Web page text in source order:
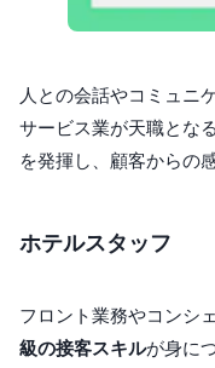
人との会話やコミュニ
サービス業が天職とな
を発揮し、顧客からの
ホテルスタッフ
フロント業務やコンシ
級の接客スキルが身に